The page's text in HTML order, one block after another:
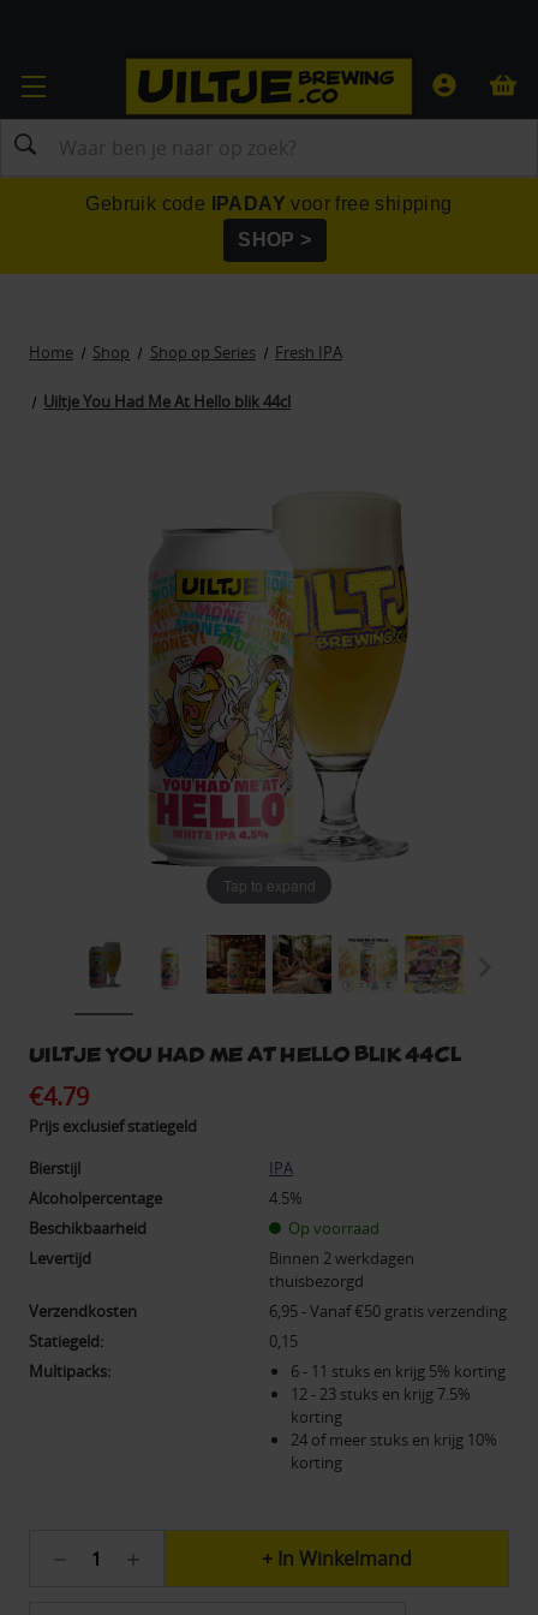
Zoeken
Gebruik code IPADAY voor free shipping
SHOP >
Home Shop Shop op Series Fresh IPA
Uiltje You Had Me At Hello blik 44cl
Tap to expand
Uiltje You Had Me At Hello blik 44cl
€4.79
Prijs exclusief statiegeld
Bierstijl
IPA
Alcoholpercentage
4.5%
Beschikbaarheid
Op voorraad
Levertijd
Binnen 2 werkdagen
thuisbezorgd
Verzendkosten
6,95 - Vanaf €50 gratis verzending
Statiegeld:
0,15
Multipacks:
6 - 11 stuks en krijg 5% korting
12 - 23 stuks en krijg 7.5%
korting
24 of meer stuks en krijg 10%
korting
voorraad:
HoeveelheidHoeveelheid